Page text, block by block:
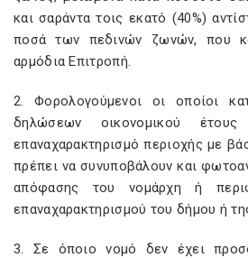
και σαράντα τοις εκατό (40%)
ποσά των πεδινών ζωνών, που
αρμόδια Επιτροπή.
2. Φορολογούμενοι οι οποίοι
δηλώσεων οικονομικού έτους
επαναχαρακτηρισμό περιοχής με
πρέπει να συνυποβάλουν και
απόφασης του νομάρχη ή
επαναχαρακτηρισμού του δήμου ή
3. Σε όποιο νομό δεν έχει